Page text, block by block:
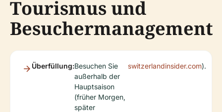
Tourismus und
Besuchermanagement
Überfüllung:Besuchen Sie
außerhalb der
Hauptsaison
(früher Morgen,
später
switzerlandinsider.com).